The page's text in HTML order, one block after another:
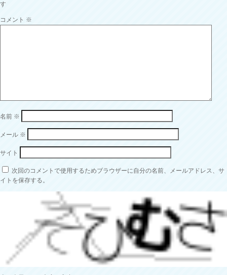
す
コメント ※
名前 ※
メール ※
サイト
次回のコメントで使用するためブラウザーに自分の名前、メールアドレス、サ
イトを保存する。